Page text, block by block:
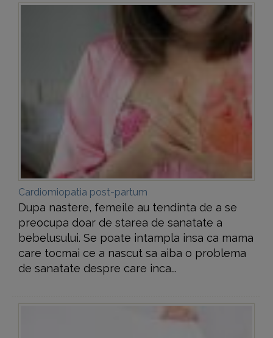
Cardiomiopatia post-partum
Dupa nastere, femeile au tendinta de a se
preocupa doar de starea de sanatate a
bebelusului. Se poate intampla insa ca mama
care tocmai ce a nascut sa aiba o problema
de sanatate despre care inca...